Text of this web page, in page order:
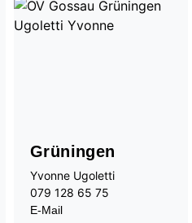
Grüningen
Yvonne Ugoletti
079 128 65 75
E-Mail